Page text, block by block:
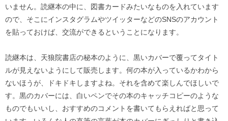
いません。読継本の中に、図書カードみたいなものを入れています
ので、そこにインスタグラムやツイッターなどのSNSのアカウント
を貼っておけば、交流ができるということになります。
読継本は、天狼院書店の秘本のように、黒いカバーで覆ってタイト
ルが見えないようにして販売します。何の本が入っているかわから
ないほうが、ドキドキしますよね。それを含めて楽しんでほしいで
す。黒のカバーには、白いペンでその本のキャッチコピーのような
ものでもいいし、おすすめのコメントを書いてもらえればと思って